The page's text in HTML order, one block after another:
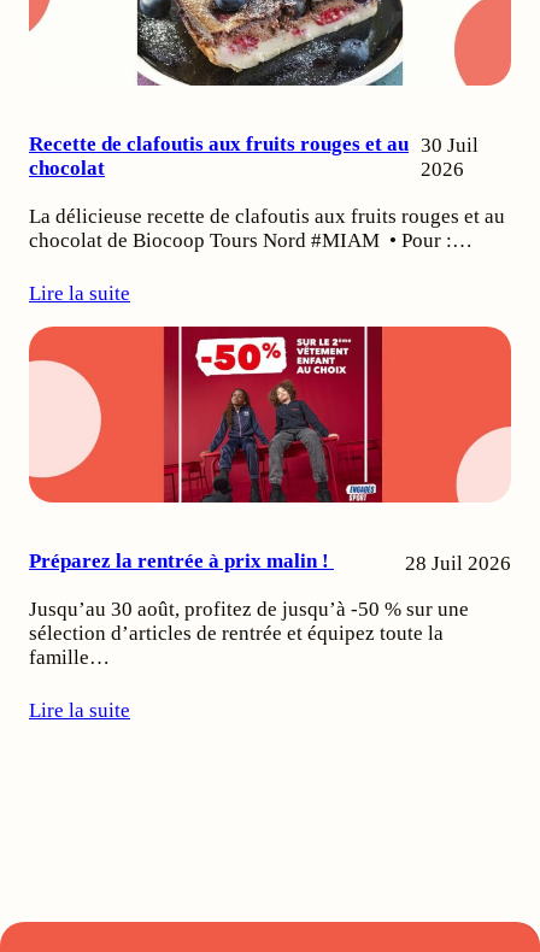
Recette de clafoutis aux fruits rouges et au
chocolat
30 Juil
2026
La délicieuse recette de clafoutis aux fruits rouges et au
chocolat de Biocoop Tours Nord #MIAM • Pour :…
Lire la suite
Préparez la rentrée à prix malin ! 28 Juil 2026
Jusqu’au 30 août, profitez de jusqu’à -50 % sur une
sélection d’articles de rentrée et équipez toute la
famille…
Lire la suite